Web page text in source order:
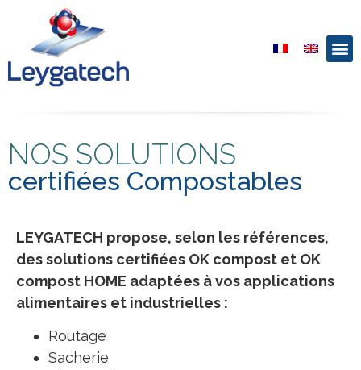
NOS SOLUTIONS
certifiées Compostables
LEYGATECH propose, selon les références,
des solutions certifiées OK compost et OK
compost HOME adaptées à vos applications
alimentaires et industrielles :
Routage
Sacherie